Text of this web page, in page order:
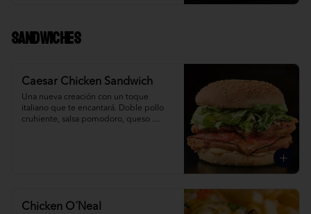
Sandwiches
Caesar Chicken Sandwich
Una nueva creación con un toque
italiano que te encantará. Doble pollo
cruhiente, salsa pomodoro, queso
Chicken O´Neal